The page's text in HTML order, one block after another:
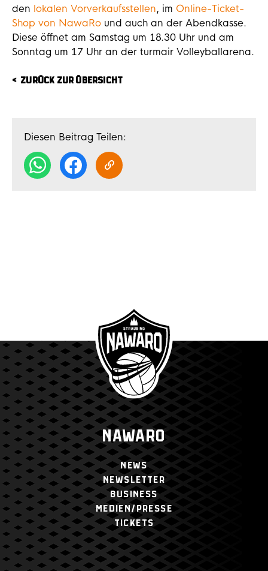
den lokalen Vorverkaufsstellen, im Online-Ticket-
Shop von NawaRo und auch an der Abendkasse.
Diese öffnet am Samstag um 18.30 Uhr und am
Sonntag um 17 Uhr an der turmair Volleyballarena.
ZURÜCK ZUR ÜBERSICHT
Diesen Beitrag Teilen:
NAWARO
NEWS
NEWSLETTER
BUSINESS
MEDIEN/PRESSE
TICKETS